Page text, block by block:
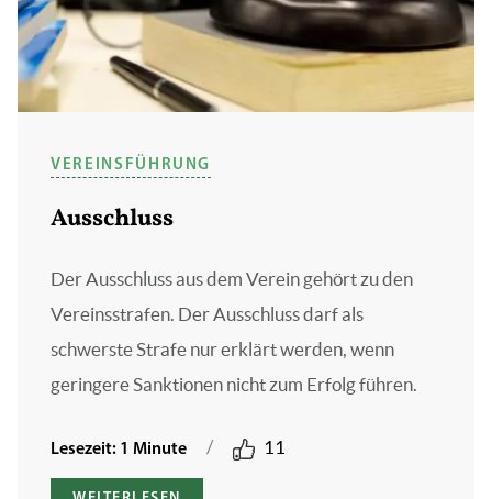
VEREINSFÜHRUNG
Ausschluss
Der Ausschluss aus dem Verein gehört zu den
Vereinsstrafen. Der Ausschluss darf als
schwerste Strafe nur erklärt werden, wenn
geringere Sanktionen nicht zum Erfolg führen.
Lesezeit: 1 Minute / 11